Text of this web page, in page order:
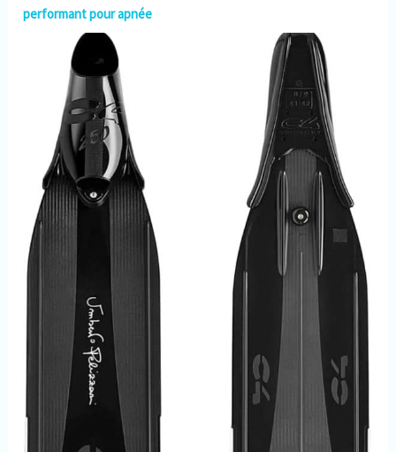
performant pour apnée